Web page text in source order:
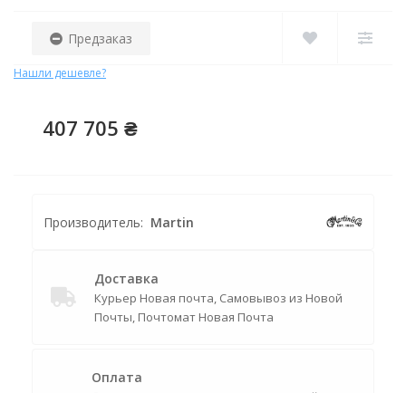
Предзаказ
Нашли дешевле?
407 705 ₴
Производитель: Martin
Доставка
Курьер Новая почта, Самовывоз из Новой
Почты, Почтомат Новая Почта
Оплата